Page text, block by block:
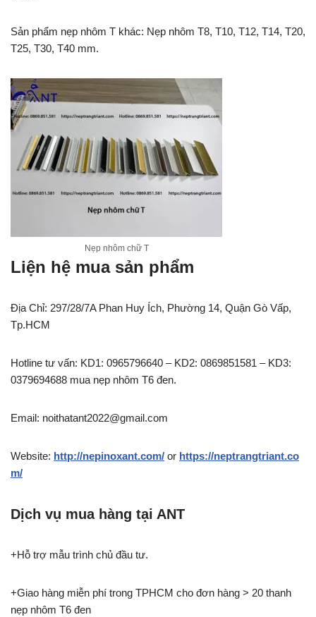
Sản phẩm nẹp nhôm T khác: Nẹp nhôm T8, T10, T12, T14, T20,
T25, T30, T40 mm.
Nẹp nhôm chữ T
Liện hệ mua sản phẩm
Địa Chỉ: 297/28/7A Phan Huy Ích, Phường 14, Quận Gò Vấp,
Tp.HCM
Hotline tư vấn: KD1: 0965796640 – KD2: 0869851581 – KD3:
0379694688 mua nẹp nhôm T6 đen.
Email: noithatant2022@gmail.com
Website: http://nepinoxant.com/ or https://neptrangtriant.co
m/
Dịch vụ mua hàng tại ANT
+Hỗ trợ mẫu trình chủ đầu tư.
+Giao hàng miễn phí trong TPHCM cho đơn hàng > 20 thanh
nẹp nhôm T6 đen